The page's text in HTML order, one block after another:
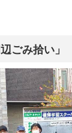
ごみ拾い」